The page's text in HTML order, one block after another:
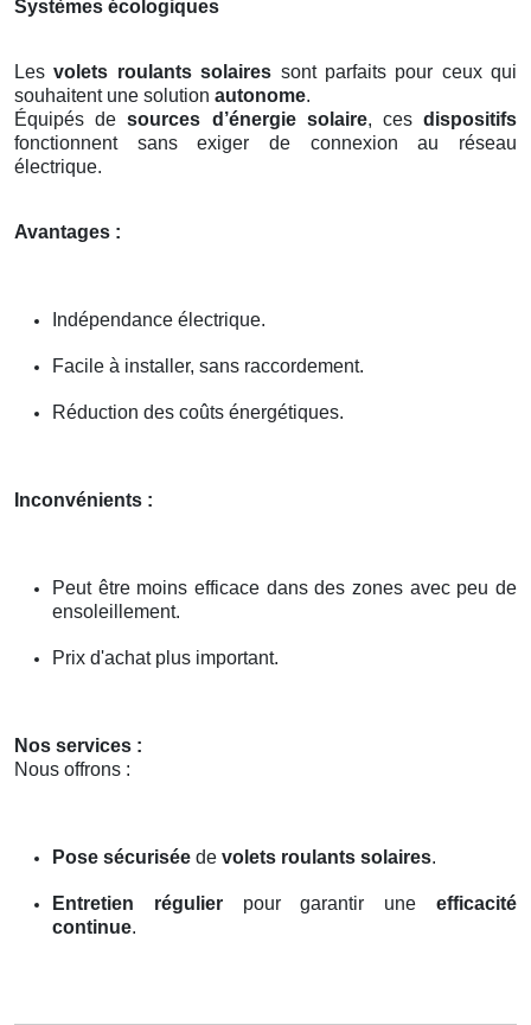
Systèmes écologiques
Lesvolets roulants solaires sont parfaits pour ceux qui
souhaitent une solution autonome.
Équipés desources d’énergie solaire, cesdispositifs
fonctionnent sans exiger de connexion au réseau
électrique.
Avantages :
Indépendance électrique.
Facile à installer, sans raccordement.
Réduction des coûts énergétiques.
Inconvénients :
Peut être moins efficace dans des zones avec peu de
ensoleillement.
Prix d'achat plus important.
Nos services :
Nous offrons :
Pose sécurisée de volets roulants solaires.
Entretien régulierpour garantir uneefficacité
continue.